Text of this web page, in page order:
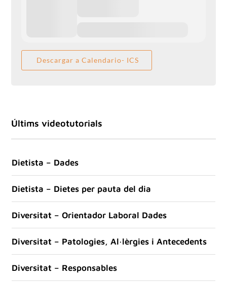
Descargar a Calendario- ICS
Últims videotutorials
Dietista – Dades
Dietista – Dietes per pauta del dia
Diversitat – Orientador Laboral Dades
Diversitat – Patologies, Al·lèrgies i Antecedents
Diversitat – Responsables